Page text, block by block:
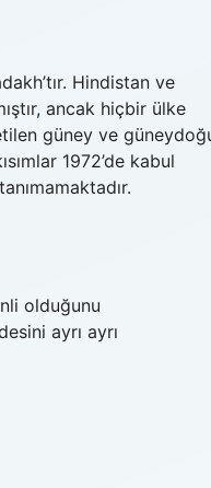
Hindistan ve
ancak hiçbir ülke
güney ve
1972’de kabul
olduğunu
ayrı ayrı